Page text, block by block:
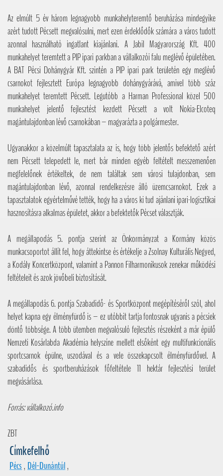
Az elmúlt 5 év három legnagyobb munkahelyteremtő beruházása mindegyike
azért tudott Pécsett megvalósulni, mert ezen érdeklődők számára a város tudott
azonnal használható ingatlant kiajánlani. A Jabil Magyarország Kft. 400
munkahelyet teremtett a PIP ipari parkban a vállalkozói falu meglévő épületében.
A BAT Pécsi Dohánygyár Kft. szintén a PIP ipari park területén egy meglévő
csarnokot fejlesztett Európa legnagyobb dohánygyárává, amivel több száz
munkahelyet teremtett Pécsett. Legutóbb a Harman Professional közel 500
munkahelyet jelentő fejlesztést kezdett Pécsett a volt Nokia-Elcoteq
magántulajdonban lévő csarnokában – magyarázta a polgármester.
Ugyanakkor a közelmúlt tapasztalata az is, hogy több jelentős befektető azért
nem Pécsett telepedett le, mert bár minden egyéb feltételt messzemenően
megfelelőnek értékeltek, de nem találtak sem városi tulajdonban, sem
magántulajdonban lévő, azonnal rendelkezésre álló üzemcsarnokot. Ezek a
tapasztalatok egyértelművé tették, hogy ha a város ki tud ajánlani ipari-logisztikai
hasznosításra alkalmas épületet, akkor a befektetők Pécset választják.
A megállapodás 5. pontja szerint az Önkormányzat a Kormány közös
munkacsoportot állít fel, hogy áttekintse és értékelje a Zsolnay Kulturális Negyed,
a Kodály Koncertközpont, valamint a Pannon Filharmonikusok zenekar működési
feltételeit és azok jövőbeli biztosítását.
A megállapodás 6. pontja Szabadidő- és Sportközpont megépítéséről szól, ahol
helyet kapna egy élményfürdő is – ez utóbbit tartja fontosnak ugyanis a pécsiek
döntő többsége. A több ütemben megvalósuló fejlesztés részeként a már épülő
Nemzeti Kosárlabda Akadémia helyszíne mellett elsőként egy multifunkcionális
sportcsarnok épülne, uszodával és a vele összekapcsolt élményfürdővel. A
szabadidős és sportberuházások főfeltétele 11 hektár fejlesztési terület
megvásárlása.
Forrás: vállalkozó.info
ZBT
Címkefelhő
Pécs,Dél-Dunántúl,